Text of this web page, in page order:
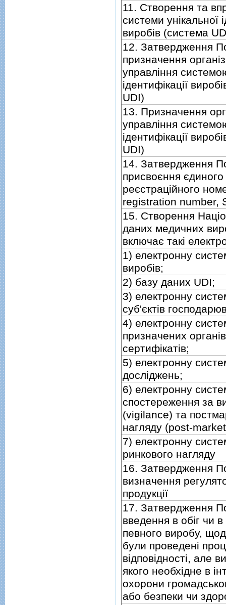
11. Створення та
системи унiкальної
виробiв (система
12. Затвердження
призначення
управлiння
iдентифiкацiї
UDI)
13. Призначення
управлiння
iдентифiкацiї
UDI)
14. Затвердження
присвоєння єдиного
реєстрацiйного
registration number,
15. Створення
даних медичних
включає такi
1) електронну
виробiв;
2) базу даних UDI;
3) електронну
суб'єктiв
4) електронну
призначених
сертифiкатiв;
5) електронну
дослiджень;
6) електронну
спостереження за
(vigilance) та
нагляду (post-
7) електронну
ринкового нагляду
16. Затвердження
визначення
продукцiї
17. Затвердження
введення в обiг чи
певного виробу,
були проведенi
вiдповiдностi, але
якого необхiдне в
охорони
або безпеки чи